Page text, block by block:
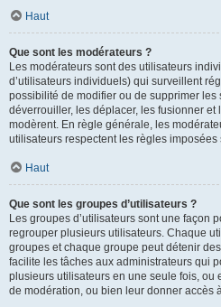
Haut
Que sont les modérateurs ?
Les modérateurs sont des utilisateurs
d’utilisateurs individuels) qui surveillent
possibilité de modifier ou de supprimer les
déverrouiller, les déplacer, les fusionner et
modèrent. En règle générale, les
utilisateurs respectent les règles imposées
Haut
Que sont les groupes d’utilisateurs ?
Les groupes d’utilisateurs sont une façon
regrouper plusieurs utilisateurs. Chaque
groupes et chaque groupe peut détenir
facilite les tâches aux administrateurs qui
plusieurs utilisateurs en une seule fois, ou
de modération, ou bien leur donner accès